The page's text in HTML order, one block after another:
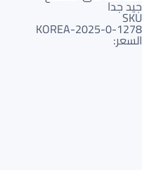
جيد جدا
SKU
1278-KOREA-2025-0
السعر: